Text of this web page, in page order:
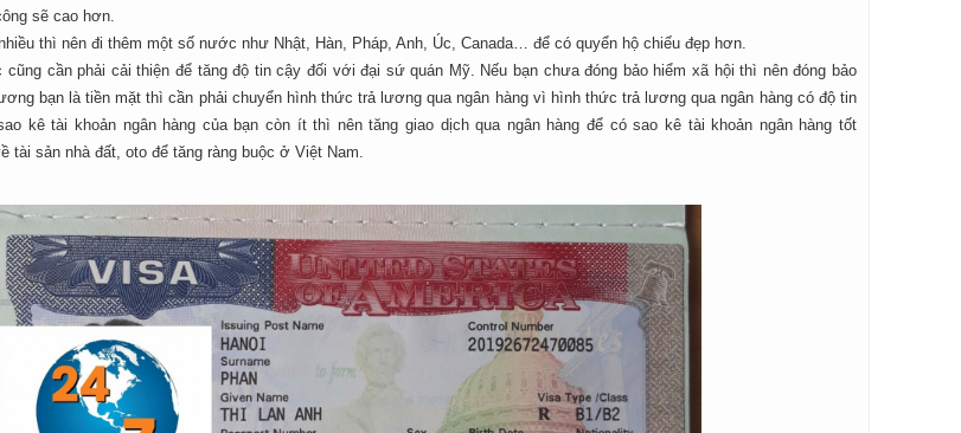
sẽ cao hơn.
thì nên đi thêm một số nước như Nhật, Hàn, Pháp, Anh, Úc, Canada… để có quyển hộ chiếu đẹp hơn.
cũng cần phải cải thiện để tăng độ tin cậy đối với đại sứ quán Mỹ. Nếu bạn chưa đóng bảo hiểm xã hội thì nên đóng bảo
bạn là tiền mặt thì cần phải chuyển hình thức trả lương qua ngân hàng vì hình thức trả lương qua ngân hàng có độ tin
kê tài khoản ngân hàng của bạn còn ít thì nên tăng giao dịch qua ngân hàng để có sao kê tài khoản ngân hàng tốt
tài sản nhà đất, oto để tăng ràng buộc ở Việt Nam.